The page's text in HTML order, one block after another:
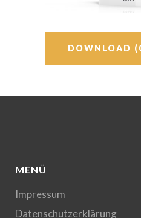
DOWNLOAD
MENÜ
Impressum
Datenschutzerklärung